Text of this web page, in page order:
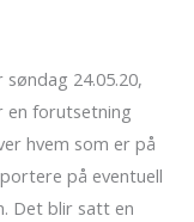
24.05.20,
en forutsetning
hvem som er på
på eventuell
Det blir satt en